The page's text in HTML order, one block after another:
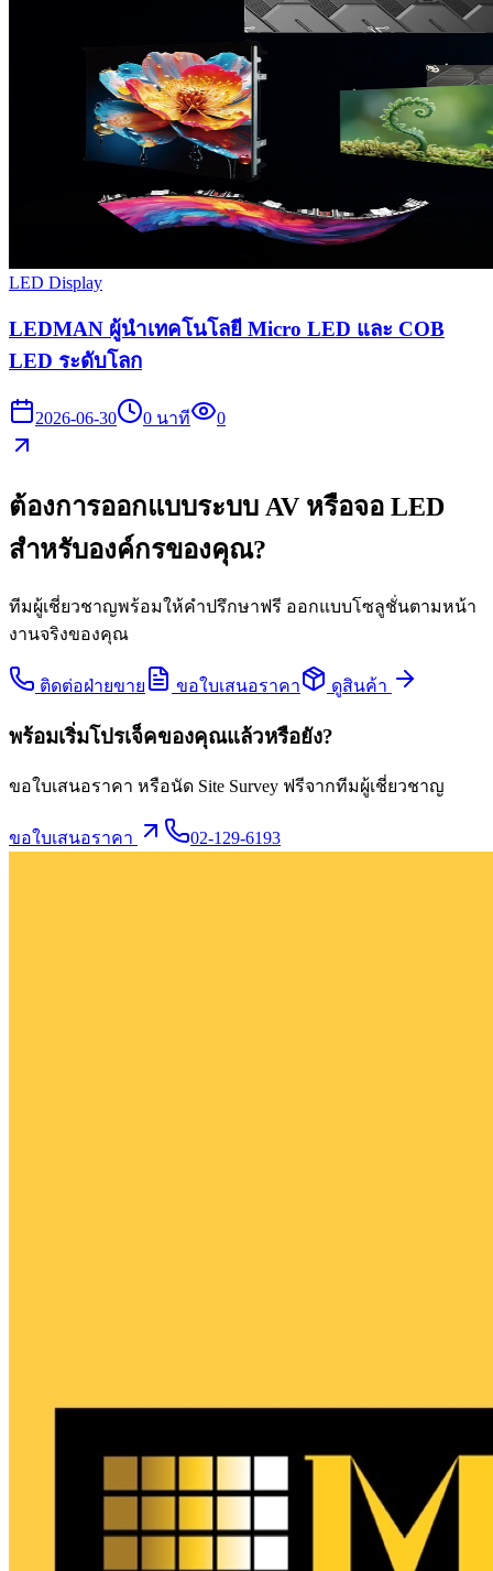
LED Display
LEDMAN ผู้นำเทคโนโลยี Micro LED และ COB
LED ระดับโลก
2026-06-30 0 นาที 0
ต้องการออกแบบระบบ AV หรือจอ LED
สำหรับองค์กรของคุณ?
ทีมผู้เชี่ยวชาญพร้อมให้คำปรึกษาฟรี ออกแบบโซลูชั่นตามหน้า
งานจริงของคุณ
ติดต่อฝ่ายขาย ขอใบเสนอราคา ดูสินค้า
พร้อมเริ่มโปรเจ็คของคุณแล้วหรือยัง?
ขอใบเสนอราคา หรือนัด Site Survey ฟรีจากทีมผู้เชี่ยวชาญ
ขอใบเสนอราคา 02-129-6193